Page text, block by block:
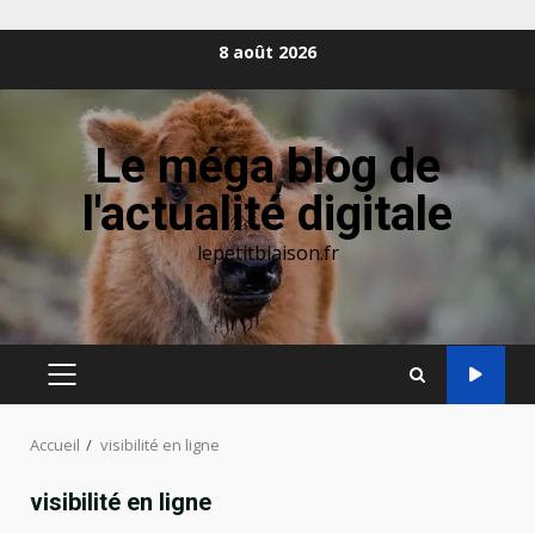
8 août 2026
Le méga blog de
l'actualité digitale
lepetitblaison.fr
MENU
Accueil visibilité en ligne
visibilité en ligne